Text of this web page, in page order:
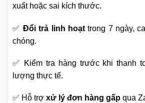
xuất hoặc sai kích thước.
✅ Đổi trả linh hoạttrong 7 ngày,
chóng.
✅ Kiểm tra hàng trước khi thanh
lượng thực tế.
✅ Hỗ trợ xử lý đơn hàng gấp qua